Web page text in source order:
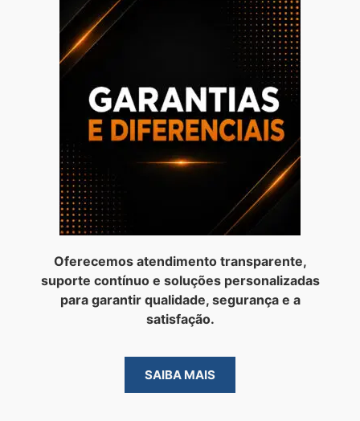
Oferecemos atendimento transparente,
suporte contínuo e soluções personalizadas
para garantir qualidade, segurança e a
satisfação.
SAIBA MAIS